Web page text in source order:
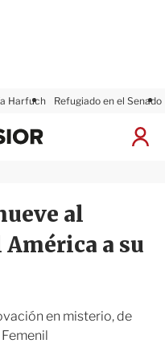
Harfuch Refugiado en el Senado
I
S
x
i
o
r
al
a su
en misterio, de